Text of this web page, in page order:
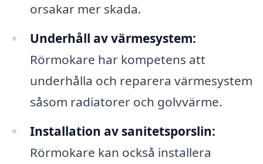
orsakar mer skada.
Underhåll av värmesystem:
Rörmokare har kompetens att
underhålla och reparera värmesystem
såsom radiatorer och golvvärme.
Installation av sanitetsporslin:
Rörmokare kan också installera